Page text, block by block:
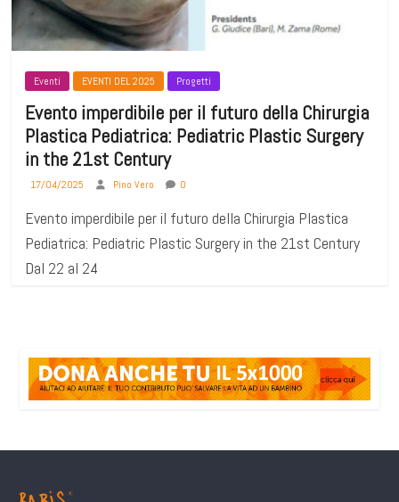
Eventi EVENTI DEL 2025 Progetti
Evento imperdibile per il futuro della Chirurgia
Plastica Pediatrica: Pediatric Plastic Surgery
in the 21st Century
17/04/2025 Pino Vero 0
Evento imperdibile per il futuro della Chirurgia Plastica
Pediatrica: Pediatric Plastic Surgery in the 21st Century
Dal 22 al 24